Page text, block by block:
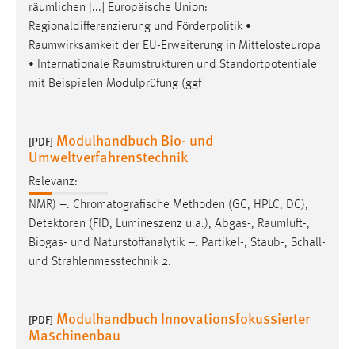
räumlichen [...] Europäische Union:
Regionaldifferenzierung und Förderpolitik •
Raumwirksamkeit der EU-Erweiterung in Mittelosteuropa
• Internationale Raumstrukturen und Standortpotentiale
mit Beispielen Modulprüfung (ggf
[PDF] Modulhandbuch Bio- und
Umweltverfahrenstechnik
Relevanz:
NMR) –. Chromatografische Methoden (GC, HPLC, DC),
Detektoren (FID, Lumineszenz u.a.), Abgas-, Raumluft-,
Biogas- und Naturstoffanalytik –. Partikel-, Staub-, Schall-
und Strahlenmesstechnik 2.
[PDF] Modulhandbuch Innovationsfokussierter
Maschinenbau